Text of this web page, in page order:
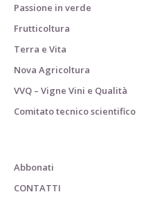
Passione in verde
Frutticoltura
Terra e Vita
Nova Agricoltura
VVQ – Vigne Vini e Qualità
Comitato tecnico scientifico
Abbonati
CONTATTI